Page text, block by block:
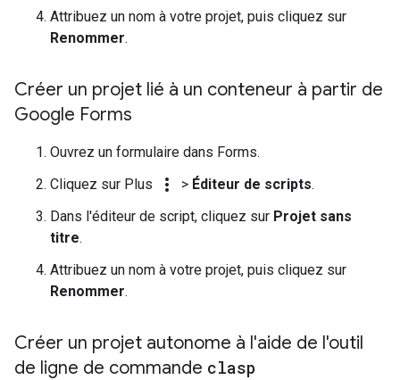
Attribuez un nom à votre projet, puis cliquez sur
Renommer.
Créer un projet lié à un conteneur à partir de
Google Forms
Ouvrez un formulaire dans Forms.
Cliquez sur Plus
more_vert > Éditeur de scripts.
Dans l'éditeur de script, cliquez sur Projet sans
titre.
Attribuez un nom à votre projet, puis cliquez sur
Renommer.
Créer un projet autonome à l'aide de l'outil
de ligne de commande clasp